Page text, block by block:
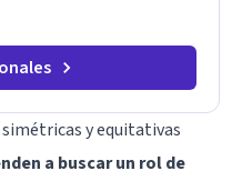
simétricas y equitativas
a buscar un rol de